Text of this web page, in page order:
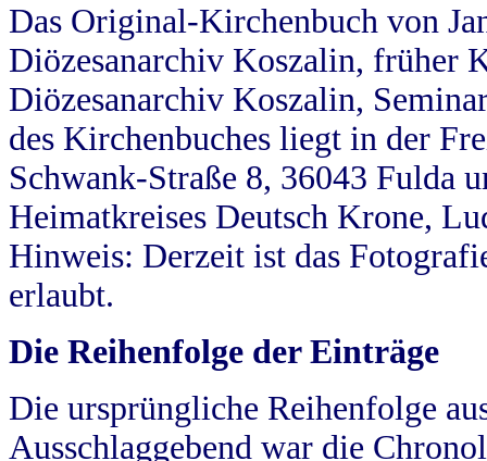
Das Original-Kirchenbuch von
Diözesanarchiv Koszalin, früher
Diözesanarchiv Koszalin,
des Kirchenbuches liegt in der
Schwank-Straße 8, 36043 Fulda
Heimatkreises Deutsch Krone,
Hinweis: Derzeit ist das
erlaubt.
Die Reihenfolge der Einträge
Die ursprüngliche Reihenfolge
Ausschlaggebend war die